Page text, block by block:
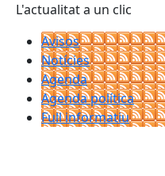
L'actualitat a un clic
Avisos
Notícies
Agenda
Agenda política
Full informatiu